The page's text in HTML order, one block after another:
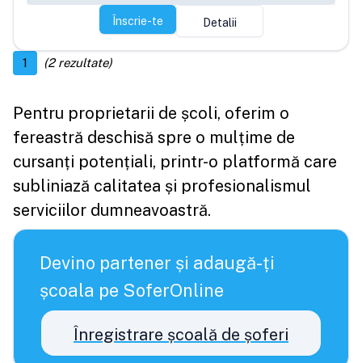
Înscrie-te Detalii
1 (2rezultate)
Pentru proprietarii de școli, oferim o
fereastră deschisă spre o mulțime de
cursanți potențiali, printr-o platformă care
subliniază calitatea și profesionalismul
serviciilor dumneavoastră.
Devino partener și adaugă-ți
școala pe SoferOnline
Înregistrare școală de șoferi